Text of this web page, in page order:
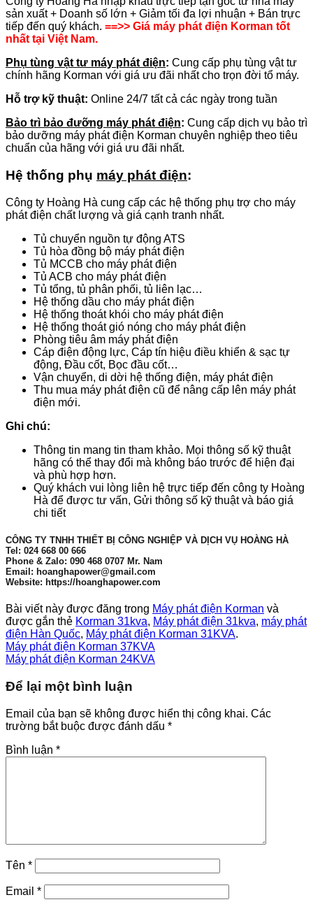
sản xuất + Doanh số lớn + Giảm tối đa lợi nhuận + Bán trực
tiếp đến quý khách. ==>> Giá máy phát điện Korman tốt
nhất tại Việt Nam.
Phụ tùng vật tư máy phát điện: Cung cấp phụ tùng vật tư
chính hãng Korman với giá ưu đãi nhất cho trọn đời tổ máy.
Hỗ trợ kỹ thuật: Online 24/7 tất cả các ngày trong tuần
Bảo trì bảo đưỡng máy phát điện: Cung cấp dịch vụ bảo trì
bảo dưỡng máy phát điện Korman chuyên nghiệp theo tiêu
chuẩn của hãng với giá ưu đãi nhất.
Hệ thống phụ máy phát điện:
Công ty Hoàng Hà cung cấp các hệ thống phụ trợ cho máy
phát điện chất lượng và giá cạnh tranh nhất.
Tủ chuyển nguồn tự động ATS
Tủ hòa đồng bộ máy phát điện
Tủ MCCB cho máy phát điện
Tủ ACB cho máy phát điện
Tủ tổng, tủ phân phối, tủ liên lạc…
Hệ thống dầu cho máy phát điện
Hệ thống thoát khói cho máy phát điện
Hệ thống thoát gió nóng cho máy phát điện
Phòng tiêu âm máy phát điện
Cáp điện động lực, Cáp tín hiệu điều khiển & sạc tự
động, Đầu cốt, Bọc đầu cốt…
Vận chuyển, di dời hệ thống điện, máy phát điện
Thu mua máy phát điện cũ để nâng cấp lên máy phát
điện mới.
Ghi chú:
Thông tin mang tin tham khảo. Mọi thông số kỹ thuật
hãng có thể thay đổi mà không báo trước để hiện đại
và phù hợp hơn.
Quý khách vui lòng liên hệ trực tiếp đến công ty Hoàng
Hà để được tư vấn, Gửi thông số kỹ thuật và báo giá
chi tiết
CÔNG TY TNHH THIẾT BỊ CÔNG NGHIỆP VÀ DỊCH VỤ HOÀNG HÀ
Tel: 024 668 00 666
Phone & Zalo: 090 468 0707 Mr. Nam
Email: hoanghapower@gmail.com
Website: https://hoanghapower.com
Bài viết này được đăng trong Máy phát điện Korman và
được gắn thẻ Korman 31kva, Máy phát điện 31kva, máy phát
điện Hàn Quốc, Máy phát điện Korman 31KVA.
Máy phát điện Korman 37KVA
Máy phát điện Korman 24KVA
Để lại một bình luận
Email của bạn sẽ không được hiển thị công khai. Các
trường bắt buộc được đánh dấu *
Bình luận *
Tên *
Email *